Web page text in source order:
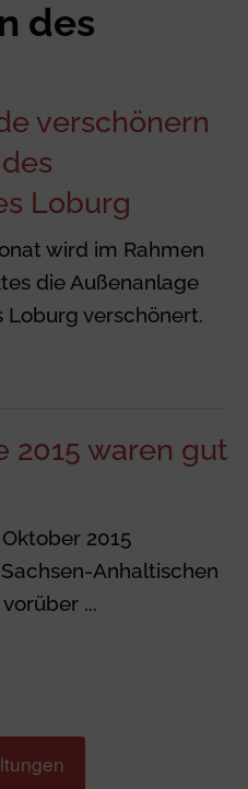
des
verschönern
Loburg
wird im Rahmen
die Außenanlage
Loburg verschönert.
2015 waren gut
2015
Anhaltischen
...